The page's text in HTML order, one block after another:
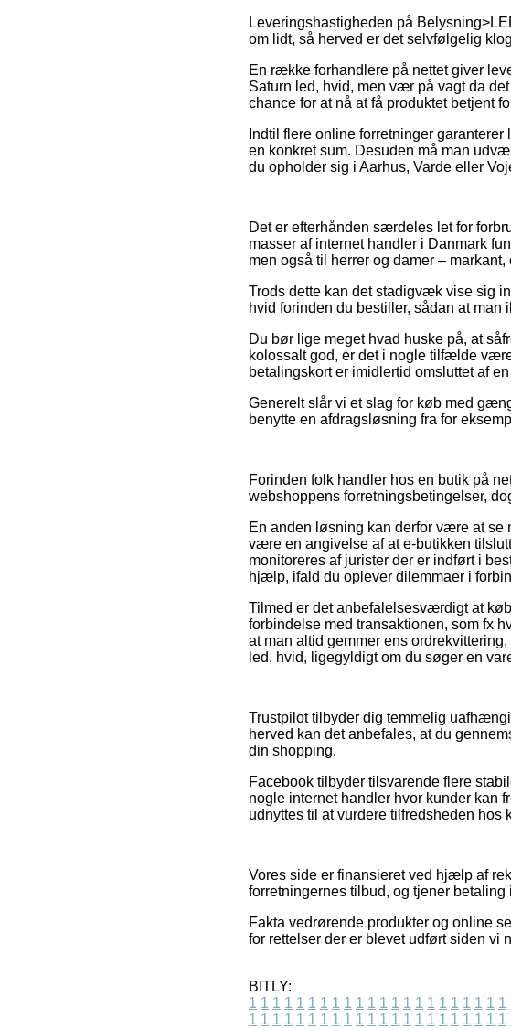
Leveringshastigheden på
om lidt, så herved er det selvfølgelig
En række forhandlere på nettet giver
Saturn led, hvid, men vær på vagt da
chance for at nå at få produktet betjent
Indtil flere online forretninger
en konkret sum. Desuden må man
du opholder sig i Aarhus, Varde eller
Det er efterhånden særdeles let for
masser af internet handler i Danmark
men også til herrer og damer –
Trods dette kan det stadigvæk vise sig
hvid forinden du bestiller, sådan at man
Du bør lige meget hvad huske på, at
kolossalt god, er det i nogle tilfælde
betalingskort er imidlertid omsluttet af
Generelt slår vi et slag for køb med
benytte en afdragsløsning fra for
Forinden folk handler hos en butik på
webshoppens forretningsbetingelser,
En anden løsning kan derfor være at
være en angivelse af at e-butikken
monitoreres af jurister der er indført i
hjælp, ifald du oplever dilemmaer i
Tilmed er det anbefalelsesværdigt at
forbindelse med transaktionen, som fx
at man altid gemmer ens
led, hvid, ligegyldigt om du søger en
Trustpilot tilbyder dig temmelig
herved kan det anbefales, at du
din shopping.
Facebook tilbyder tilsvarende flere
nogle internet handler hvor kunder kan
udnyttes til at vurdere tilfredsheden hos
Vores side er finansieret ved hjælp af
forretningernes tilbud, og tjener
Fakta vedrørende produkter og online
for rettelser der er blevet udført siden vi
BITLY:
1 1 1 1 1 1 1 1 1 1 1 1 1 1 1 1 1 1 1 1 1 1
1 1 1 1 1 1 1 1 1 1 1 1 1 1 1 1 1 1 1 1 1 1